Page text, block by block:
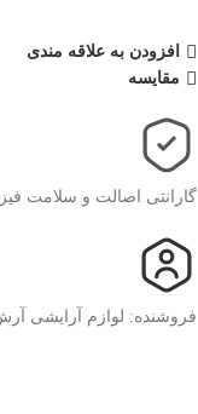
افزودن به علاقه مندی
مقایسه
گارانتی اصالت و سلامت
فروشنده: لوازم آرایشی